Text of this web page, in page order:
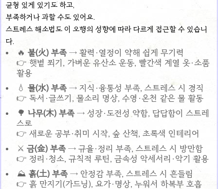
균형 있게 있기도 하고,
부족하거나 과할 수도 있어요.
스트레스 해소법도 이 오행의 성향에 따라 다르게 접근할 수 있습니
다.
🔥 불(火) 부족→ 활력·열정이 약해 쉽게 무기력
👉 햇볕 쬐기, 가벼운 유산소 운동, 빨간색 계열 옷·소품
활용
💧 물(水) 부족→ 지식·융통성 부족, 스트레스 시 경직
👉 독서·글쓰기, 물소리 명상, 수영·온천 같은 물 활동
🌳 나무(木) 부족→ 성장·도전성 약함, 답답함이 스트레
스로
👉 새로운 공부·취미 시작, 숲 산책, 초록색 인테리어
⚔ 금(金) 부족→ 규율·정리 부족, 스트레스 시 방만함
👉 정리·청소, 규칙적 루틴, 금속성 악세서리·악기 활용
⛰ 흙(土) 부족→ 안정감 부족, 스트레스 시 흔들림
👉 흙 만지기(가드닝), 요가·명상, 누워서 하복부 호흡